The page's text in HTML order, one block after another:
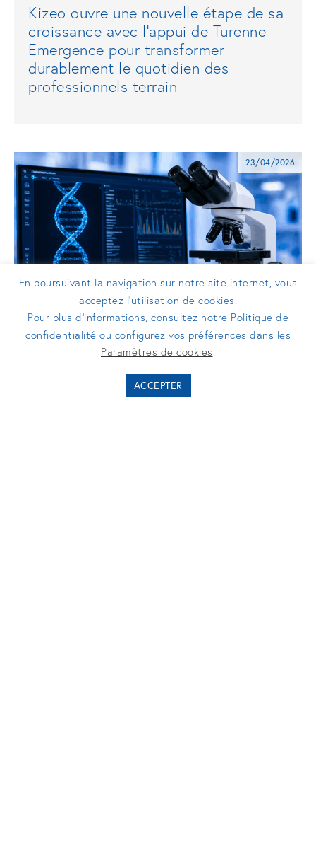
Kizeo ouvre une nouvelle étape de sa
croissance avec l’appui de Turenne
Emergence pour transformer
durablement le quotidien des
professionnels terrain
23/04/2026
Turenne Santé et Relyens signent la
cession de PathoQuest, 10ème sortie
En poursuivant la navigation sur notre site internet, vous
acceptez l’utilisation de cookies.
Pour plus d’informations, consultez notre Politique de
confidentialité ou configurez vos préférences dans les
Paramètres de cookies.
ACCEPTER